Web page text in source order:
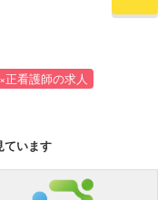
正看護師の求人
ています